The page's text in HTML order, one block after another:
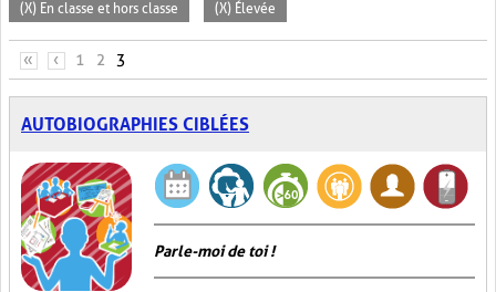
(X) En classe et hors classe (X) Élevée
PAGES
« ‹ 1 2 3
AUTOBIOGRAPHIES CIBLÉES
Parle-moi de toi !